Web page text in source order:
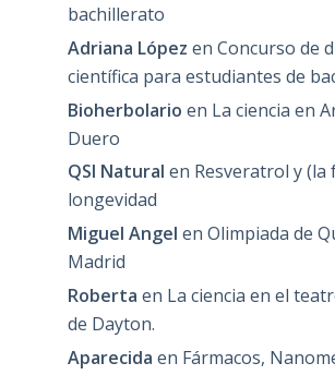
bachillerato
Adriana López en Concurso de
científica para estudiantes de
Bioherbolario en La ciencia en
Duero
QSI Natural en Resveratrol y (la
longevidad
Miguel Angel en Olimpiada de
Madrid
Roberta en La ciencia en el
de Dayton.
Aparecida en Fármacos,